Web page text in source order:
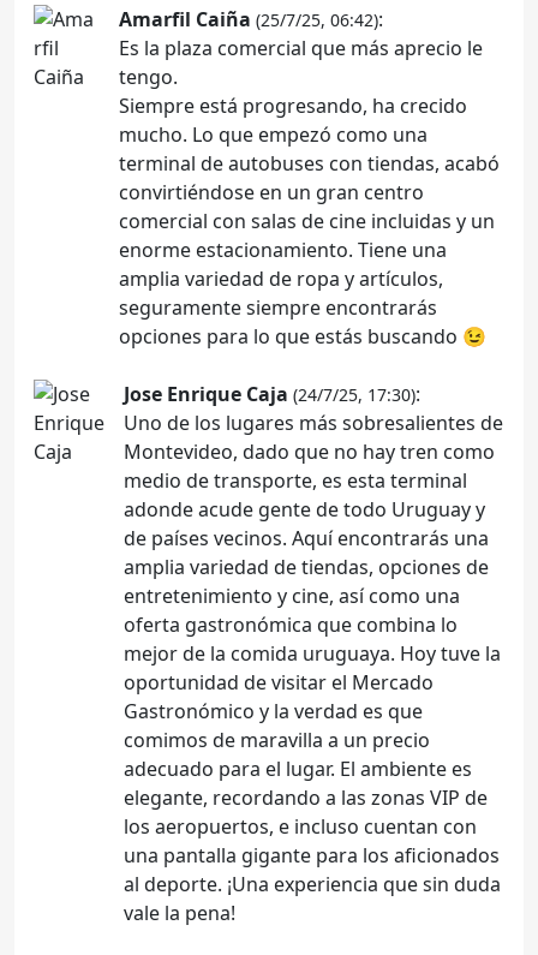
Amarfil Caiña (25/7/25, 06:42):
Es la plaza comercial que más aprecio le
tengo.
Siempre está progresando, ha crecido
mucho. Lo que empezó como una
terminal de autobuses con tiendas, acabó
convirtiéndose en un gran centro
comercial con salas de cine incluidas y un
enorme estacionamiento. Tiene una
amplia variedad de ropa y artículos,
seguramente siempre encontrarás
opciones para lo que estás buscando 😉
Jose Enrique Caja (24/7/25, 17:30):
Uno de los lugares más sobresalientes de
Montevideo, dado que no hay tren como
medio de transporte, es esta terminal
adonde acude gente de todo Uruguay y
de países vecinos. Aquí encontrarás una
amplia variedad de tiendas, opciones de
entretenimiento y cine, así como una
oferta gastronómica que combina lo
mejor de la comida uruguaya. Hoy tuve la
oportunidad de visitar el Mercado
Gastronómico y la verdad es que
comimos de maravilla a un precio
adecuado para el lugar. El ambiente es
elegante, recordando a las zonas VIP de
los aeropuertos, e incluso cuentan con
una pantalla gigante para los aficionados
al deporte. ¡Una experiencia que sin duda
vale la pena!